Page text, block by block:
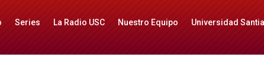
Series La Radio USC Nuestro Equipo Universidad